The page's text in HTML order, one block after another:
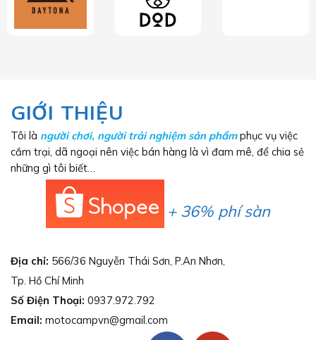
GIỚI THIỆU
Tôi là người chơi, người trải nghiệm sản phẩmphục vụ việc
cắm trại, dã ngoại nên việc bán hàng là vì đam mê, để chia sẻ
những gì tôi biết…
+ 36% phí sàn
Địa chỉ: 566/36 Nguyễn Thái Sơn, P.An Nhơn,
Tp. Hồ Chí Minh
Số Điện Thoại: 0937.972.792
Email: motocampvn@gmail.com